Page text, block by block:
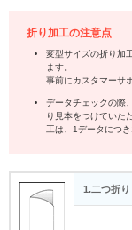
折り加工の注意点
変型サイズの折り加
ます。
事前にカスタマーサ
データチェックの際
り見本をつけていた
工は、1データにつ
1.二つ折り